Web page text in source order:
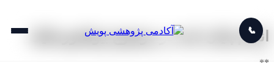
📞
انجام پایان نامه در موضوع بیوانفورماتیک
**